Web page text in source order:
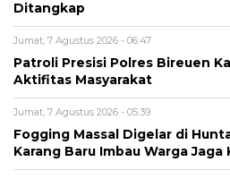
Ditangkap
Jumat, 7 Agustus 2026 - 06:47
Patroli Presisi Polres Bireuen
Aktifitas Masyarakat
Jumat, 7 Agustus 2026 - 05:39
Fogging Massal Digelar di
Karang Baru Imbau Warga Jaga